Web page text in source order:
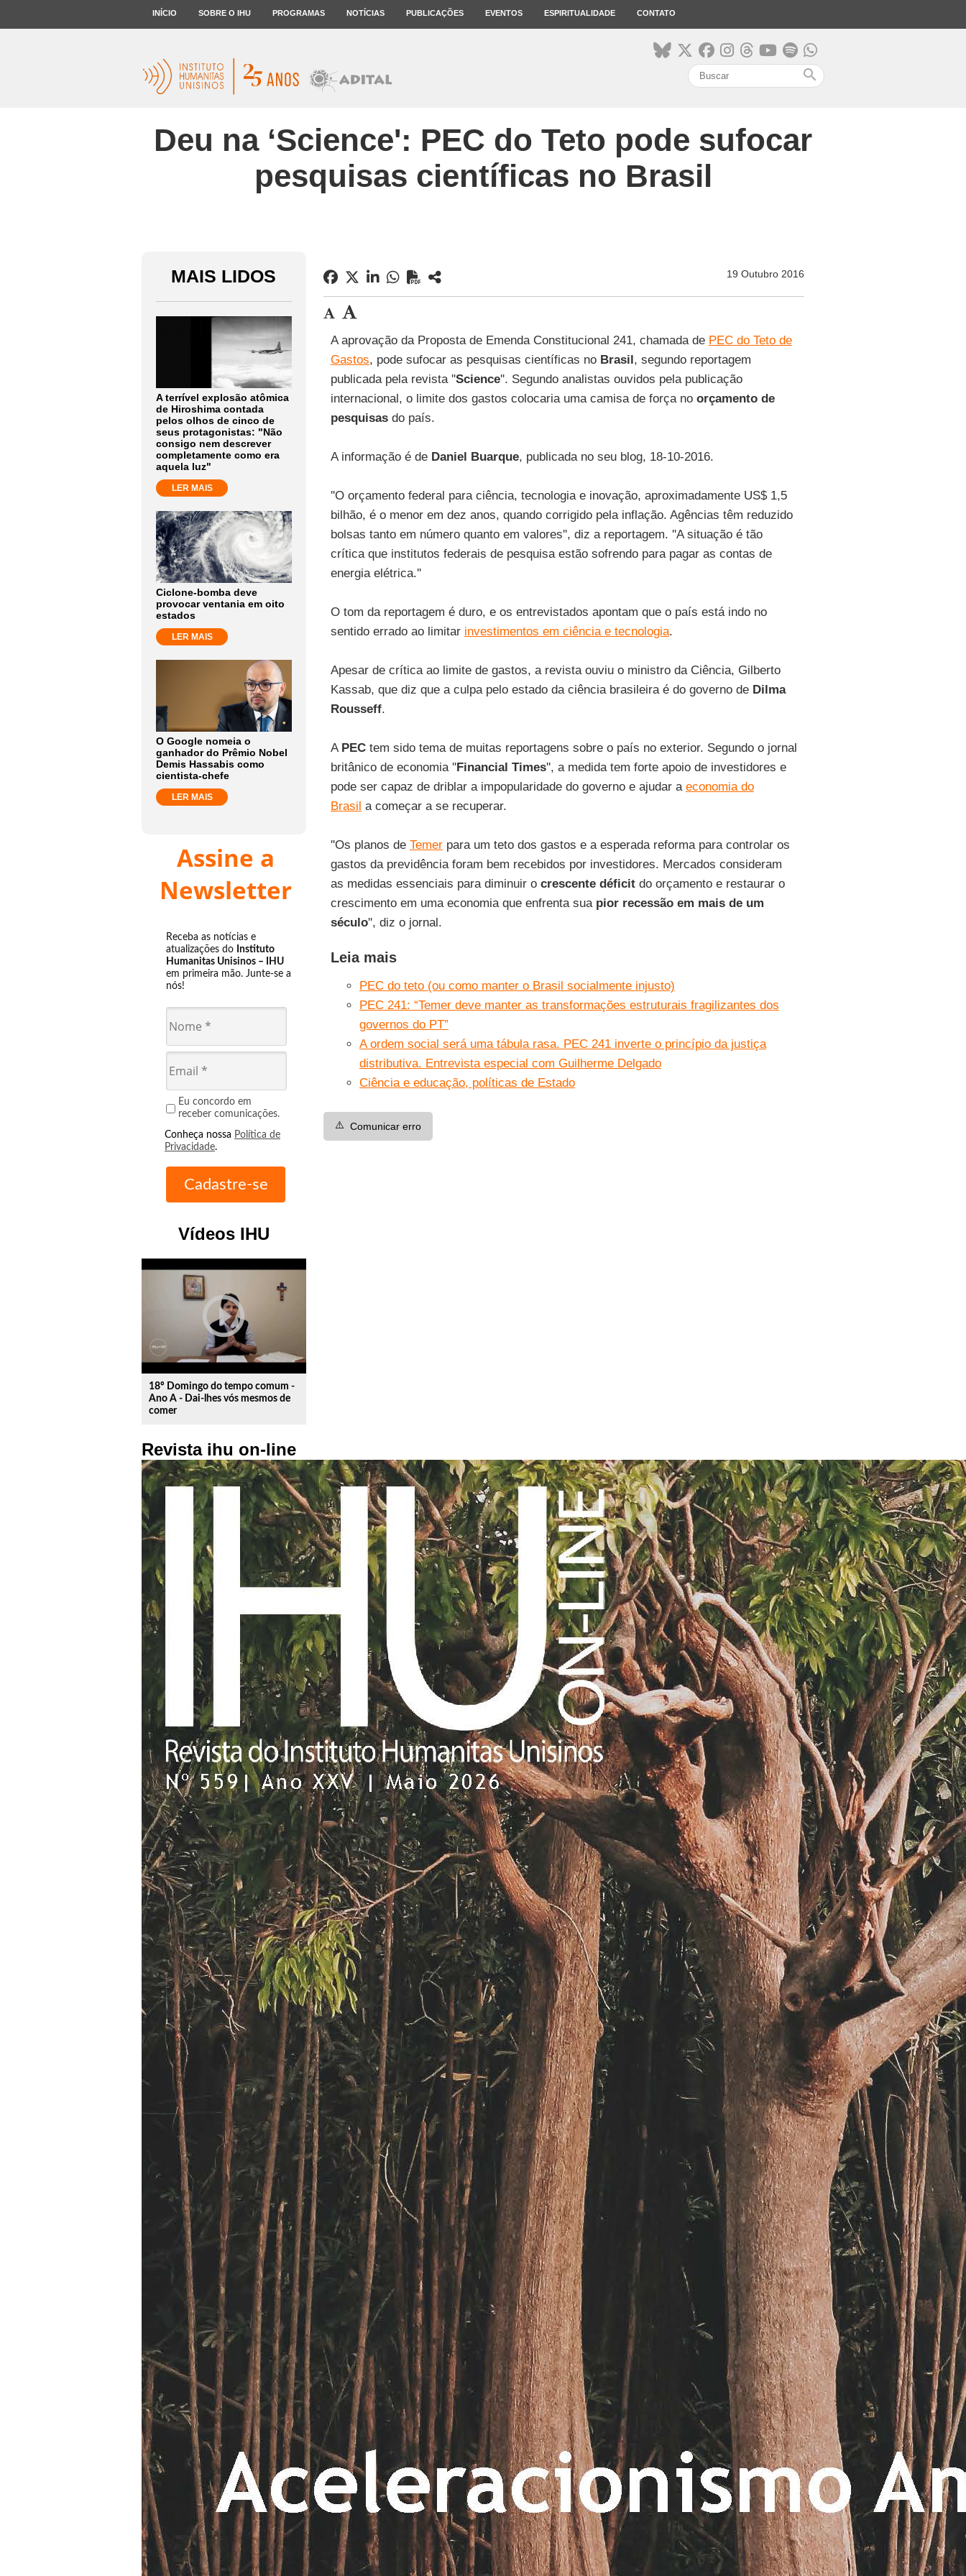
INÍCIO SOBRE O IHU PROGRAMAS NOTÍCIAS PUBLICAÇÕES EVENTOS ESPIRITUALIDADE CONTATO
search
Deu na ‘Science': PEC do Teto pode sufocar
pesquisas científicas no Brasil
MAIS LIDOS
A terrível explosão atômica
de Hiroshima contada
pelos olhos de cinco de
seus protagonistas: "Não
consigo nem descrever
completamente como era
aquela luz"
LER MAIS
Ciclone-bomba deve
provocar ventania em oito
estados
LER MAIS
O Google nomeia o
ganhador do Prêmio Nobel
Demis Hassabis como
cientista-chefe
LER MAIS
Assine a
Newsletter
Receba as notícias e
atualizações do Instituto
Humanitas Unisinos – IHU
em primeira mão. Junte-se a
nós!
Eu concordo em
receber comunicações.
Conheça nossa Política de
Privacidade.
Vídeos IHU
play_circle_outline
18º Domingo do tempo comum -
Ano A - Dai-lhes vós mesmos de
comer
Revista ihu on-line
19 Outubro 2016
A aprovação da Proposta de Emenda Constitucional 241, chamada de PEC do Teto de
Gastos, pode sufocar as pesquisas científicas no Brasil, segundo reportagem
publicada pela revista ''Science''. Segundo analistas ouvidos pela publicação
internacional, o limite dos gastos colocaria uma camisa de força no orçamento de
pesquisasdo país.
A informação é deDaniel Buarque, publicada no seu blog, 18-10-2016.
''O orçamento federal para ciência, tecnologia e inovação, aproximadamente US$ 1,5
bilhão, é o menor em dez anos, quando corrigido pela inflação. Agências têm reduzido
bolsas tanto em número quanto em valores'', diz a reportagem. ''A situação é tão
crítica que institutos federais de pesquisa estão sofrendo para pagar as contas de
energia elétrica.''
O tom da reportagem é duro, e os entrevistados apontam que o país está indo no
sentido errado ao limitar investimentos em ciência e tecnologia.
Apesar de crítica ao limite de gastos, a revista ouviu o ministro da Ciência, Gilberto
Kassab, que diz que a culpa pelo estado da ciência brasileira é do governo de Dilma
Rousseff.
A PECtem sido tema de muitas reportagens sobre o país no exterior. Segundo o jornal
britânico de economia ''Financial Times'', a medida tem forte apoio de investidores e
pode ser capaz de driblar a impopularidade do governo e ajudar a economia do
Brasil a começar a se recuperar.
''Os planos de Temerpara um teto dos gastos e a esperada reforma para controlar os
gastos da previdência foram bem recebidos por investidores. Mercados consideram
as medidas essenciais para diminuir o crescente déficitdo orçamento e restaurar o
crescimento em uma economia que enfrenta sua pior recessão em mais de um
século'', diz o jornal.
Leia mais
PEC do teto (ou como manter o Brasil socialmente injusto)
PEC 241: “Temer deve manter as transformações estruturais fragilizantes dos
governos do PT”
A ordem social será uma tábula rasa. PEC 241 inverte o princípio da justiça
distributiva. Entrevista especial com Guilherme Delgado
Ciência e educação, políticas de Estado
⚠️ Comunicar erro